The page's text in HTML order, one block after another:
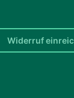
Widerruf